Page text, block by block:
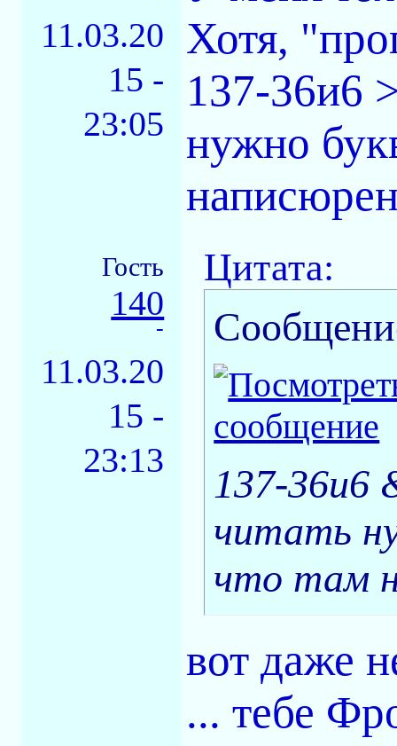
11.03.20
15 -
23:05
Хотя,
137-36и6
нужно
Гость
140
-
11.03.20
15 -
23:13
Цитата:
137-36и6
читать
что там
вот даже
... тебе